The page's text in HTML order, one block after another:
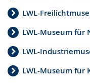
LWL-
LWL-Museum
LWL-
LWL-Museum für